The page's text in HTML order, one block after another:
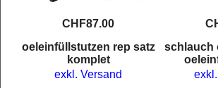
CHF87.00
oeleinfüllstutzen rep satz
komplet
exkl. Versand
schlauch